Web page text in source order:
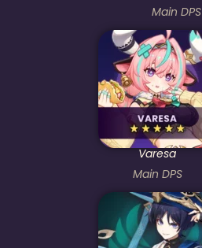
Main DPS
Varesa
Main DPS